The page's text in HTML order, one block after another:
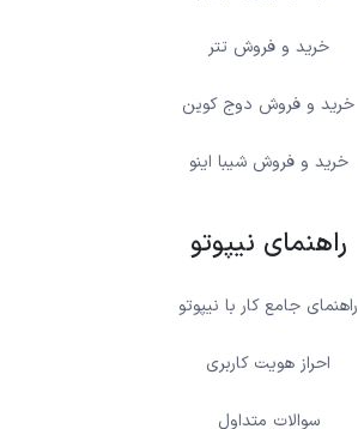
خرید و فروش تتر
خرید و فروش دوج کوین
خرید و فروش شیبا اینو
راهنمای نیپوتو
راهنمای جامع کار با نیپوتو
احراز هویت کاربری
سوالات متداول